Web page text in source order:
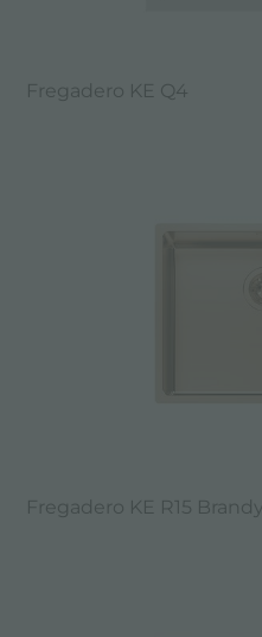
Fregadero KE Q4
Fregadero KE R15 Brandy